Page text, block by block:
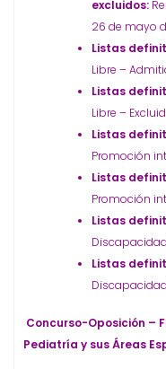
excluidos:
26 de mayo
Listas
Libre –
Listas
Libre –
Listas
Promoción
Listas
Promoción
Listas
Listas
Concurso-Oposición –
Pediatría y sus Áreas